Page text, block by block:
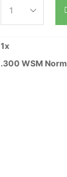
1x
.300 WSM